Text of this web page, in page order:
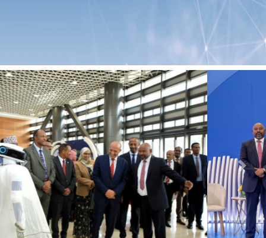
Previous Next